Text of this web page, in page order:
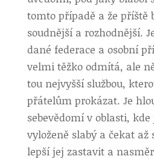
tomto případě a že příště
soudnější a rozhodnější.
dané federace a osobní
velmi těžko odmítá, ale
tou nejvyšší službou,
přátelům prokázat. Je
sebevědomí v oblasti,
vyloženě slabý a čekat až
lepší jej zastavit a